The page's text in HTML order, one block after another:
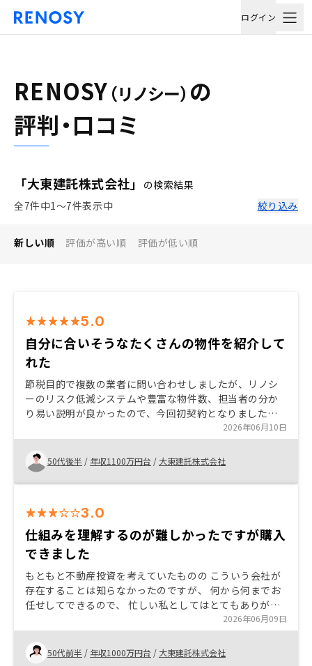
ログイン
RENOSY （リノシー） の
評判・口コミ
「大東建託株式会社」
の検索結果
全7件中1〜7件表示中
絞り込み
新しい順 評価が高い順 評価が低い順
5.0
自分に合いそうなたくさんの物件を紹介して
れた
節税目的で複数の業者に問い合わせしましたが、リノシ
ーのリスク低減システムや豊富な物件数、担当者の分か
り易い説明が良かったので、今回初契約となりました。
今後も必要に応じてリノシーで物件を増やしていきたい
と思います。
2026年06月10日
50代後半 / 年収1100万円台 / 大東建託株式会社
3.0
仕組みを理解するのが難しかったですが購入
できました
もともと不動産投資を考えていたものの こういう会社が
存在することは知らなかったのですが、 何から何までお
任せしてできるので、 忙しい私としてはとてもありがた
い会社でした。 まだ、わからないことがたくさんありま
すが、 リノシーさんを頼りにして進めていけたらと思い
ます。
2026年06月09日
50代前半 / 年収1000万円台 / 大東建託株式会社